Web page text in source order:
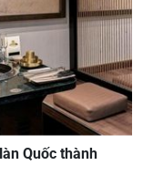
Quốc thành